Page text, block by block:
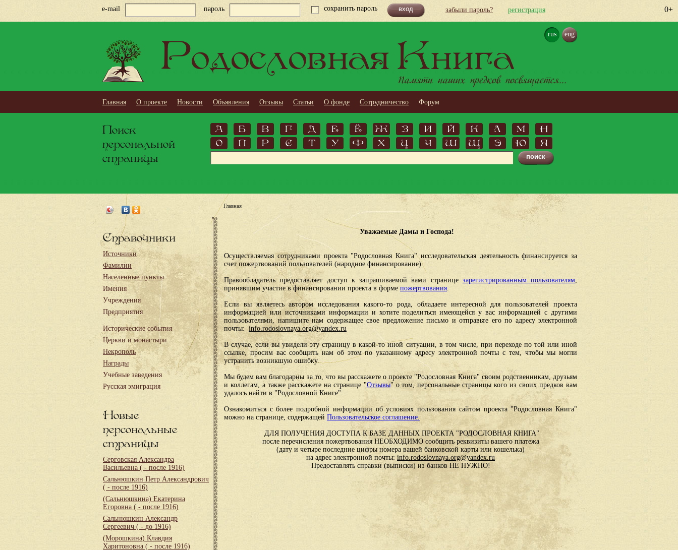
0+
e-mail пароль сохранить пароль забыли пароль? регистрация
rus eng
Родословная Книга
Памяти наших предков посвящается...
Главная О проекте Новости Объявления Отзывы Статьи О фонде Сотрудничество Форум
Поиск
персональной
страницы
А Б В Г Д Е Ё Ж З И Й К Л М
Н
О
П Р С Т У Ф Х Ц Ч Ш Щ Э Ю Я
Справочники
Источники
Фамилии
Населенные пункты
Имения
Учреждения
Предприятия
Исторические события
Церкви и монастыри
Некрополь
Награды
Учебные заведения
Русская эмиграция
Новые
персональные
страницы
Серговская Александра
Васильевна ( - после 1916)
Сальнюшкин Петр Александрович
( - после 1916)
(Сальнюшкина) Екатерина
Егоровна ( - после 1916)
Сальнюшкин Александр
Сергеевич ( - до 1916)
(Морошкина) Клавдия
Харитоновна ( - после 1916)
Главная
Уважаемые Дамы и Господа!
Осуществляемая сотрудниками проекта "Родословная Книга" исследовательская деятельность финансируется за
счет пожертвований пользователей (народное финансирование).
Правообладатель предоставляет доступ к запрашиваемой вами странице зарегистрированным пользователям,
принявшим участие в финансировании проекта в форме пожертвования.
Если вы являетесь автором исследования какого-то рода, обладаете интересной для пользователей проекта
информацией или источниками информации и хотите поделиться имеющейся у вас информацией с другими
пользователями, напишите нам содержащее свое предложение письмо и отправьте его по адресу электронной
почты: info.rodoslovnaya.org@yandex.ru
В случае, если вы увидели эту страницу в какой-то иной ситуации, в том числе, при переходе по той или иной
ссылке, просим вас сообщить нам об этом по указанному адресу электронной почты с тем, чтобы мы могли
устранить возникшую ошибку.
Мы будем вам благодарны за то, что вы расскажете о проекте "Родословная Книга" своим родственникам, друзьям
и коллегам, а также расскажете на странице "Отзывы" о том, персональные страницы кого из своих предков вам
удалось найти в "Родословной Книге".
Ознакомиться с более подробной информации об условиях пользования сайтом проекта "Родословная Книга"
можно на странице, содержащей Пользовательское соглашение.
ДЛЯ ПОЛУЧЕНИЯ ДОСТУПА К БАЗЕ ДАННЫХ ПРОЕКТА "РОДОСЛОВНАЯ КНИГА"
после перечисления пожертвования НЕОБХОДИМО сообщить реквизиты вашего платежа
(дату и четыре последние цифры номера вашей банковской карты или кошелька)
на адрес электронной почты: info.rodoslovnaya.org@yandex.ru
Предоставлять справки (выписки) из банков НЕ НУЖНО!